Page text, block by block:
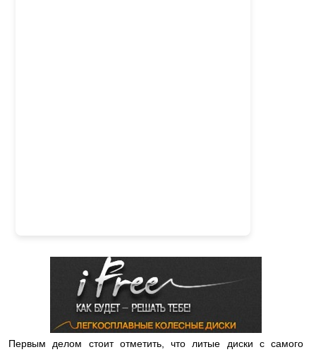
Первым делом стоит отметить, что литые диски с самого